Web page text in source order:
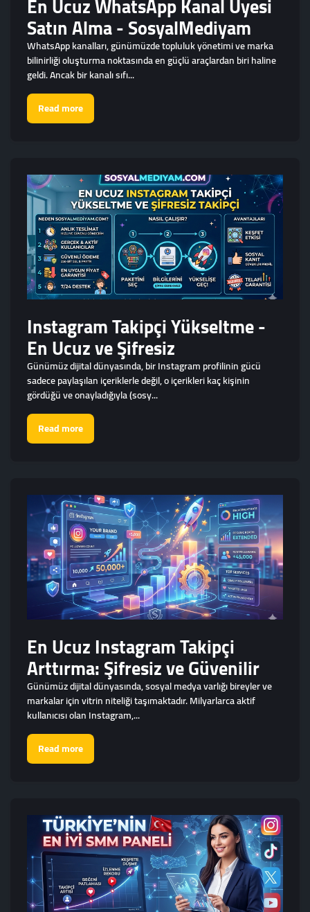
Satın Alma - SosyalMediyam
WhatsApp kanalları, günümüzde topluluk yönetimi ve marka
bilinirliği oluşturma noktasında en güçlü araçlardan biri haline
geldi. Ancak bir kanalı sıfı...
Read more
Instagram Takipçi Yükseltme -
En Ucuz ve Şifresiz
Günümüz dijital dünyasında, bir Instagram profilinin gücü
sadece paylaşılan içeriklerle değil, o içerikleri kaç kişinin
gördüğü ve onayladığıyla (sosy...
Read more
En Ucuz Instagram Takipçi
Arttırma: Şifresiz ve Güvenilir
Günümüz dijital dünyasında, sosyal medya varlığı bireyler ve
markalar için vitrin niteliği taşımaktadır. Milyarlarca aktif
kullanıcısı olan Instagram,...
Read more